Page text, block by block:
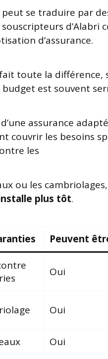
se traduire par
d’assurance.
toute la différence,
budget est souvent
assurance
couvrir les besoins
les
ou les
plus tôt.
Peuvent
Oui
Oui
Oui